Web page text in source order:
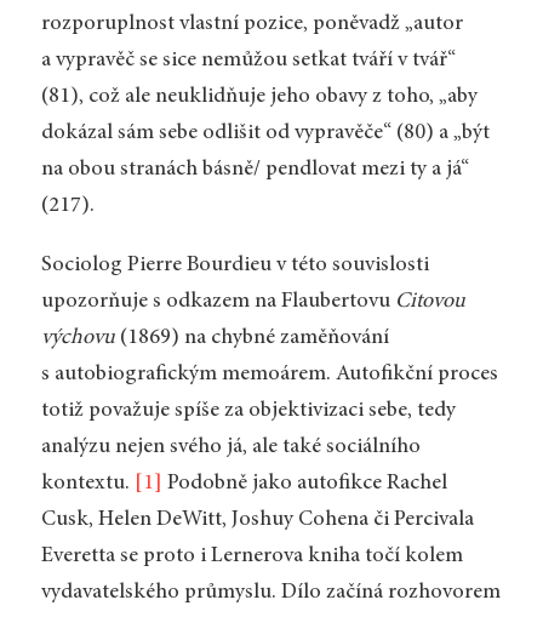
rozporuplnost vlastní pozice, poněvadž „autor
a vypravěč se sice nemůžou setkat tváří v tvář“
(81), což ale neuklidňuje jeho obavy z toho, „aby
dokázal sám sebe odlišit od vypravěče“ (80) a „být
na obou stranách básně/ pendlovat mezi ty a já“
(217).
Sociolog Pierre Bourdieu v této souvislosti
upozorňuje s odkazem na Flaubertovu Citovou
výchovu (1869) na chybné zaměňování
s autobiografickým memoárem. Autofikční proces
totiž považuje spíše za objektivizaci sebe, tedy
analýzu nejen svého já, ale také sociálního
kontextu.
[1]
Podobně jako autofikce Rachel
Cusk, Helen DeWitt, Joshuy Cohena či Percivala
Everetta se proto i Lernerova kniha točí kolem
vydavatelského průmyslu. Dílo začíná rozhovorem